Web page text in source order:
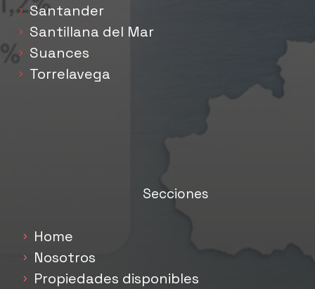
Santander
Santillana del Mar
Suances
Torrelavega
Secciones
Home
Nosotros
Propiedades disponibles